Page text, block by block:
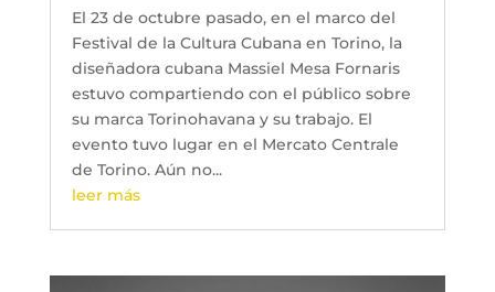
El 23 de octubre pasado, en el marco del
Festival de la Cultura Cubana en Torino, la
diseñadora cubana Massiel Mesa Fornaris
estuvo compartiendo con el público sobre
su marca Torinohavana y su trabajo. El
evento tuvo lugar en el Mercato Centrale
de Torino. Aún no...
leer más